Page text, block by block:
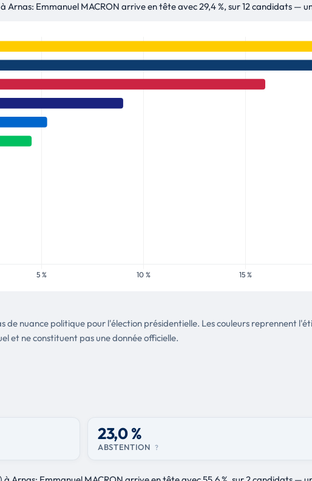
Arnas: Emmanuel MACRON arrive en tête avec 29,4 %, sur 12 candidats —
de nuance politique pour l'élection présidentielle. Les couleurs reprennent
et ne constituent pas une donnée officielle.
23,0 %
ABSTENTION ?